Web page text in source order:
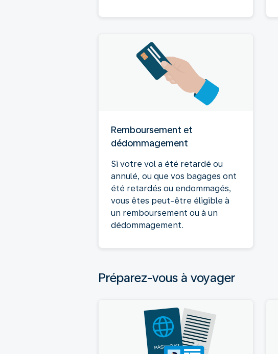
Remboursement et
dédommagement
Si votre vol a été retardé ou
annulé, ou que vos bagages ont
été retardés ou endommagés,
vous êtes peut-être éligible à
un remboursement ou à un
dédommagement.
Préparez-vous à voyager